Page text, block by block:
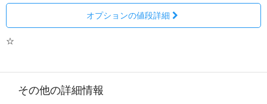
オプションの値段詳細
☆
その他の詳細情報